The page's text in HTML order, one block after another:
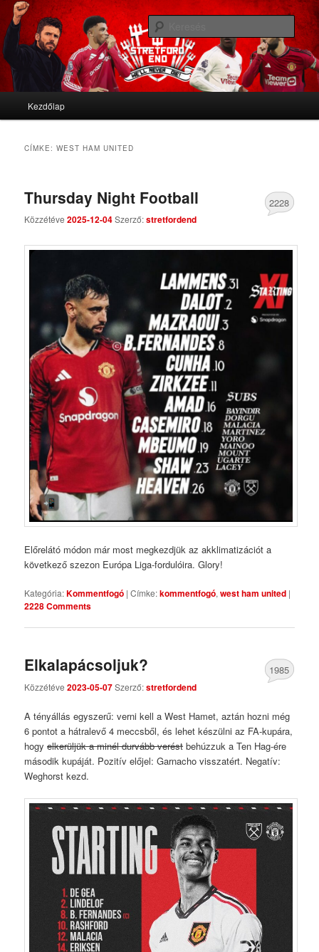
Stretford End
We'll never die
Tovább az elsődleges tartalomra
Tovább a másodlagos tartalomra
Kezdőlap
CÍMKE:WEST HAM UNITED
Thursday Night Football
Közzétéve2025-12-04Szerző:stretfordend
2228
Előrelátó módon már most megkezdjük az akklimatizációt a
következő szezon Európa Liga-fordulóira. Glory!
Kategória:Kommentfogó |Címke:kommentfogó,west ham united |
2228 Comments
Elkalapácsoljuk?
Közzétéve2023-05-07Szerző:stretfordend
1985
A tényállás egyszerű: verni kell a West Hamet, aztán hozni még
6 pontot a hátralevő 4 meccsből, és lehet készülni az FA-kupára,
hogyelkerüljük a minél durvább verést behúzzuk a Ten Hag-ére
második kupáját. Pozitív előjel: Garnacho visszatért. Negatív:
Weghorst kezd.